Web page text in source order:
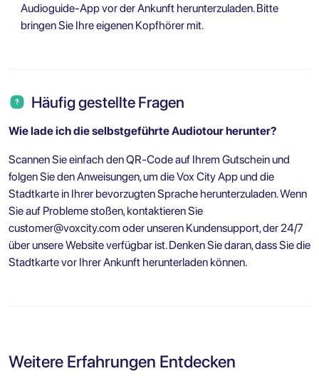
Audioguide-App vor der Ankunft herunterzuladen. Bitte
bringen Sie Ihre eigenen Kopfhörer mit.
Häufig gestellte Fragen
Wie lade ich die selbstgeführte Audiotour herunter?
Scannen Sie einfach den QR-Code auf Ihrem Gutschein und
folgen Sie den Anweisungen, um die Vox City App und die
Stadtkarte in Ihrer bevorzugten Sprache herunterzuladen. Wenn
Sie auf Probleme stoßen, kontaktieren Sie
customer@voxcity.com oder unseren Kundensupport, der 24/7
über unsere Website verfügbar ist. Denken Sie daran, dass Sie die
Stadtkarte vor Ihrer Ankunft herunterladen können.
Weitere Erfahrungen Entdecken